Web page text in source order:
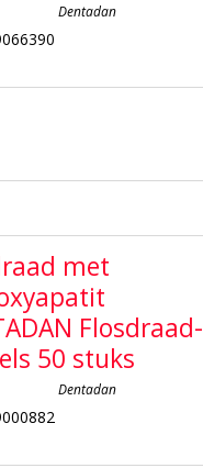
Dentadan
met
Flosdraad-
50 stuks
Dentadan